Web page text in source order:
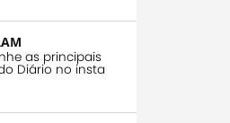
as principais
Diário no insta